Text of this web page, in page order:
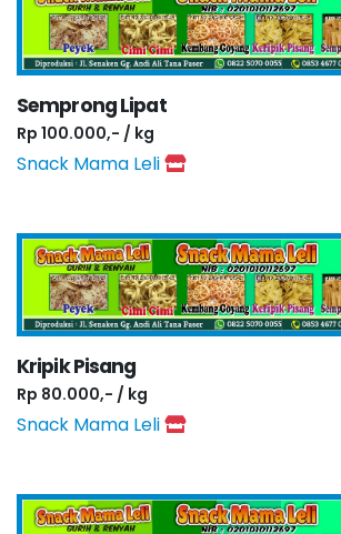
Semprong Lipat
Rp 100.000,- / kg
Snack Mama Leli
Kripik Pisang
Rp 80.000,- / kg
Snack Mama Leli